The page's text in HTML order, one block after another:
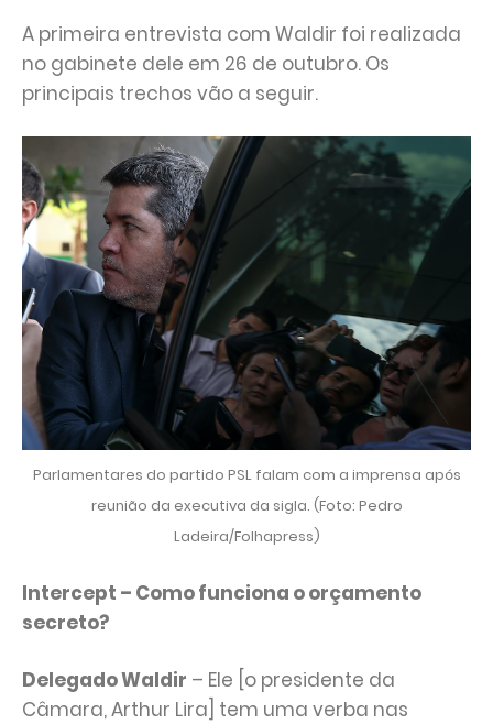
A primeira entrevista com Waldir foi realizada
no gabinete dele em 26 de outubro. Os
principais trechos vão a seguir.
Parlamentares do partido PSL falam com a imprensa após
reunião da executiva da sigla. (Foto: Pedro
Ladeira/Folhapress)
Intercept – Como funciona o orçamento
secreto?
Delegado Waldir – Ele [o presidente da
Câmara, Arthur Lira] tem uma verba nas